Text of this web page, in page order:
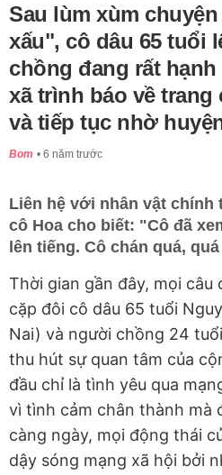
Sau lùm xùm
xấu", cô dâu 65 tuổi
chồng đang rất
xã trình báo về trang
và tiếp tục nhờ
Bom 6 năm trước
Liên hệ với nhân vật chính
cô Hoa cho biết: "Cô đã
lên tiếng. Cô chán quá,
Thời gian gần đây, mọi câu
cặp đôi cô dâu 65 tuổi
Nai) và người chồng 24
thu hút sự quan tâm của
đầu chỉ là tình yêu qua
vì tình cảm chân thành mà
càng ngày, mọi động thái
dậy sóng mạng xã hội bởi